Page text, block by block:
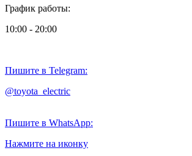
График работы:
10:00 - 20:00
Пишите в Telegram:
@toyota_electric
Пишите в WhatsApp:
Нажмите на иконку